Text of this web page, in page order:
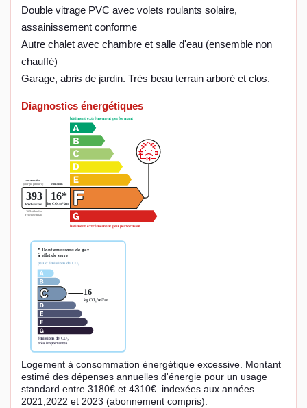
Double vitrage PVC avec volets roulants solaire,
assainissement conforme
Autre chalet avec chambre et salle d'eau (ensemble non
chauffé)
Garage, abris de jardin. Très beau terrain arboré et clos.
Diagnostics énergétiques
Logement à consommation énergétique excessive. Montant
estimé des dépenses annuelles d'énergie pour un usage
standard entre 3180€ et 4310€. indexées aux années
2021,2022 et 2023 (abonnement compris).